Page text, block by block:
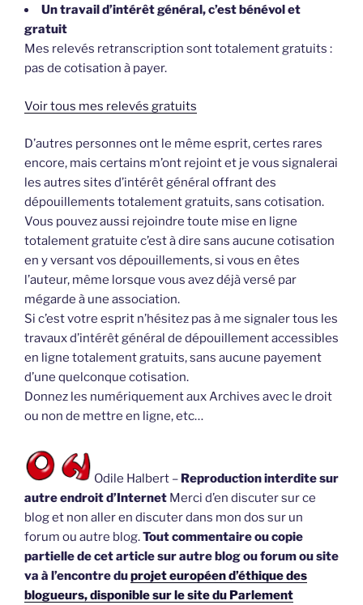
Un travail d’intérêt général, c’est bénévol et
gratuit
Mes relevés retranscription sont totalement gratuits :
pas de cotisation à payer.
Voir tous mes relevés gratuits
D’autres personnes ont le même esprit, certes rares
encore, mais certains m’ont rejoint et je vous signalerai
les autres sites d’intérêt général offrant des
dépouillements totalement gratuits, sans cotisation.
Vous pouvez aussi rejoindre toute mise en ligne
totalement gratuite c’est à dire sans aucune cotisation
en y versant vos dépouillements, si vous en êtes
l’auteur, même lorsque vous avez déjà versé par
mégarde à une association.
Si c’est votre esprit n’hésitez pas à me signaler tous les
travaux d’intérêt général de dépouillement accessibles
en ligne totalement gratuits, sans aucune payement
d’une quelconque cotisation.
Donnez les numériquement aux Archives avec le droit
ou non de mettre en ligne, etc…
Odile Halbert – Reproduction interdite sur
autre endroit d’Internet Merci d’en discuter sur ce
blog et non aller en discuter dans mon dos sur un
forum ou autre blog.Tout commentaire ou copie
partielle de cet article sur autre blog ou forum ou site
va à l’encontre duprojet européen d’éthique des
blogueurs, disponible sur le site du Parlement